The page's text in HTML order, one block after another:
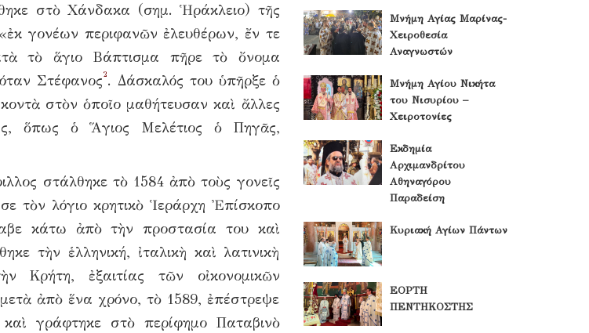
στὸ Χάνδακα (σημ. Ἡράκλειο) τῆς
γονέων περιφανῶν ἐλευθέρων, ἔν τε
τὸ ἅγιο Βάπτισμα πῆρε τὸ ὄνομα
Στέφανος2. Δάσκαλός του ὑπῆρξε ὁ
στὸν ὁποῖο μαθήτευσαν καὶ ἄλλες
ὅπως ὁ Ἅγιος Μελέτιος ὁ Πηγᾶς,
στάλθηκε τὸ 1584 ἀπὸ τοὺς γονεῖς
τὸν λόγιο κρητικὸ Ἱεράρχη Ἐπίσκοπο
κάτω ἀπὸ τὴν προστασία του καὶ
τὴν ἑλληνική, ἰταλικὴ καὶ λατινικὴ
Κρήτη, ἐξαιτίας τῶν οἰκονομικῶν
ἀπὸ ἕνα χρόνο, τὸ 1589, ἐπέστρεψε
γράφτηκε στὸ περίφημο Παταβινὸ
Μνήμη Αγίας Μαρίνας-
Χειροθεσία
Αναγνωστών
Μνήμη Αγίου Νικήτα
του Νισυρίου –
Χειροτονίες
Εκδημία
Αρχιμανδρίτου
Αθηναγόρου
Παραδείση
Κυριακή Αγίων Πάντων
ΕΟΡΤΗ
ΠΕΝΤΗΚΟΣΤΗΣ